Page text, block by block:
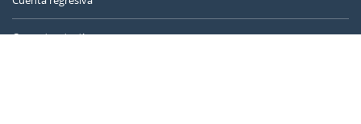
Contador de días